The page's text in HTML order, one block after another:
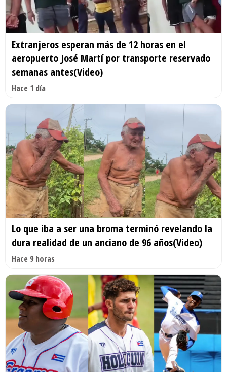
Extranjeros esperan más de 12 horas en el
aeropuerto José Martí por transporte reservado
semanas antes(Video)
Hace 1 día
Lo que iba a ser una broma terminó revelando la
dura realidad de un anciano de 96 años(Video)
Hace 9 horas